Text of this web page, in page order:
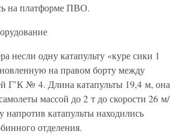
на платформе ПВО.
несли одну катапульту «куре сики 1
на правом борту между
Г’К № 4. Длина катапульты 19,4 м, она
массой до 2 т до скорости 26 м/
напротив катапульты находились
отделения.